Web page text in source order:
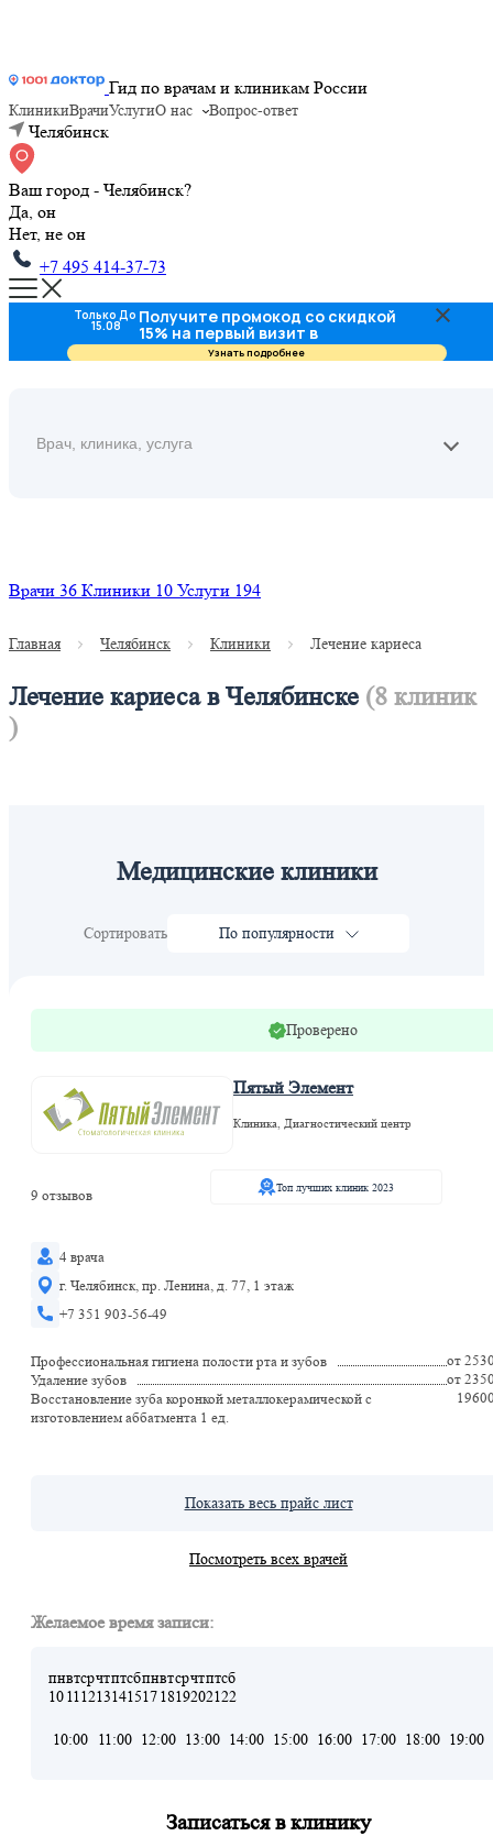
Гид по врачам и клиникам России
КлиникиВрачиУслугиО нас Вопрос-ответ
Челябинск
Ваш город - Челябинск?
Да, он
Нет, не он
+7 495 414-37-73
Врачи 36 Клиники 10 Услуги 194
Главная Челябинск Клиники Лечение кариеса
Лечение кариеса в Челябинске (8 клиник
)
Медицинские клиники
Сортировать По популярности
Проверено
Пятый Элемент
Клиника, Диагностический центр
9 отзывов
Топ лучших клиник 2023
4 врача
г. Челябинск, пр. Ленина, д. 77, 1 этаж
+7 351 903-56-49
Профессиональная гигиена полости рта и зубов
от
Удаление зубов
от
Восстановление зуба коронкой металлокерамической с
изготовлением аббатмента 1 ед.
Показать весь прайс лист
Посмотреть всех врачей
Желаемое время записи:
пн
10
вт
11
ср
12
чт
13
пт
14
сб
15
пн
17
вт
18
ср
19
чт
20
пт
21
сб
22
10:00 11:00 12:00 13:00 14:00 15:00 16:00 17:00 18:00 19:00
Записаться в клинику
Только До
15.08 Получите промокод со скидкой
15% на первый визит в
стоматологию
Узнать подробнее